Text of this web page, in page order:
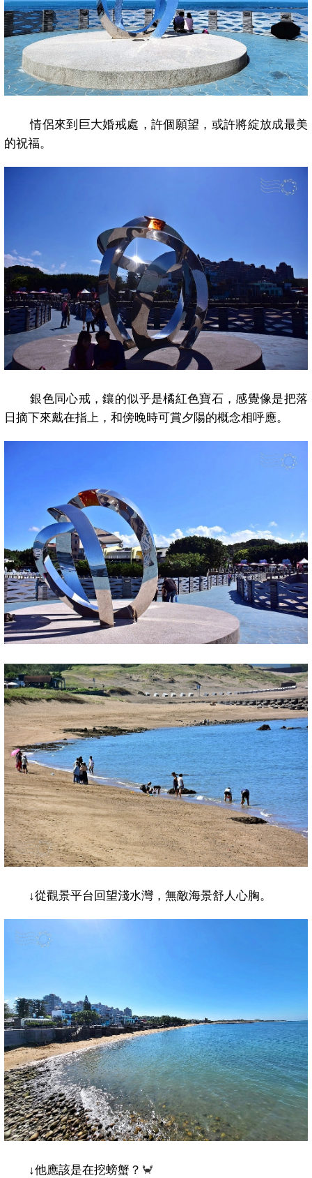
情侶來到巨大婚戒處，許個願望，或許將綻放成最美
的祝福。
銀色同心戒，鑲的似乎是橘紅色寶石，感覺像是把落
日摘下來戴在指上，和傍晚時可賞夕陽的概念相呼應。
↓從觀景平台回望淺水灣，無敵海景舒人心胸。
↓他應該是在挖螃蟹？ 🦀